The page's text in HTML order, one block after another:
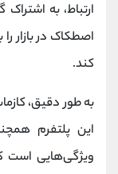
ارتباط، به
اصطکاک در بازار
کند.
به طور دقیق،
این پلتفرم
ویژگی‌هایی است